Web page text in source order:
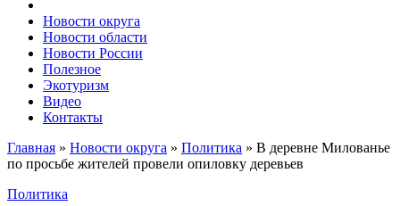
Новости округа
Новости области
Новости России
Полезное
Экотуризм
Видео
Контакты
Главная » Новости округа » Политика » В деревне Милованье
по просьбе жителей провели опиловку деревьев
Политика